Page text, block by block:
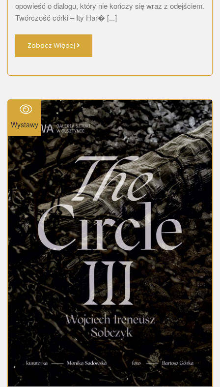
opowieść o dialogu, który nie kończy się wraz z odejściem.
Twórczość córki – Ity Har� [...]
Zobacz Więcej
Wystawy